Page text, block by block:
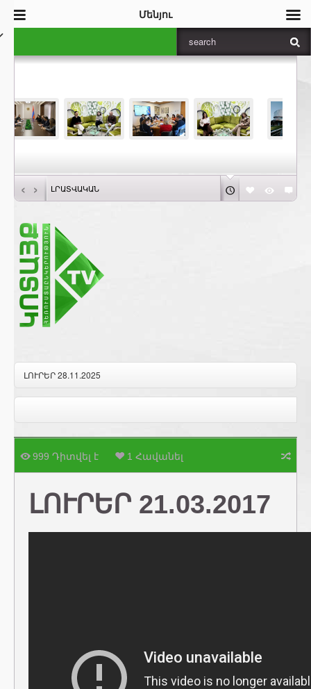
‹ › ԼՐԱՏՎԱԿԱՆ
ԼՈՒՐԵՐ 28.11.2025
999 Դիտվել է 1 Հավանել
ԼՈՒՐԵՐ 21.03.2017
Մենյու